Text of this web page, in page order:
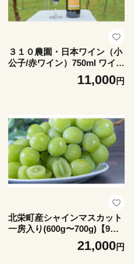
３１０農園・日本ワイン（小
公子/赤ワイン）750ml ワイン
赤ワイン 2025年 酒 お酒 国産
ぶどう ブドウ 葡萄 鳥取県 北
11,000円
北栄町産シャインマスカット
一房入り(600g〜700g)【9月
上旬以降お届け】21,000円